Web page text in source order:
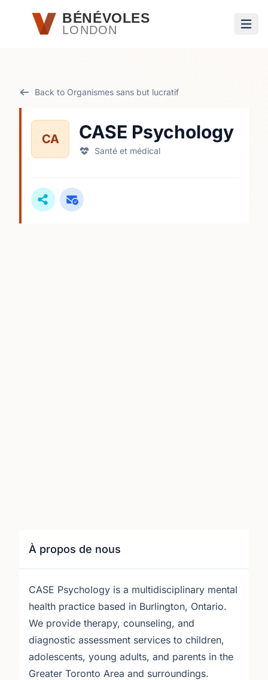
Passer au contenu principal
BÉNÉVOLES
LONDON
Back to Organismes sans but lucratif
CA CASE Psychology
Santé et médical
À propos de nous
CASE Psychology is a multidisciplinary mental
health practice based in Burlington, Ontario.
We provide therapy, counseling, and
diagnostic assessment services to children,
adolescents, young adults, and parents in the
Greater Toronto Area and surroundings.